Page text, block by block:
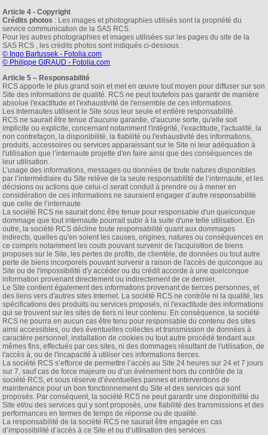
Article 4 - Copyright
Crédits photos : Les images et photographies utilisés sont la propriété du
service communication de la SAS RCS.
Pour les autres photographies et images utilisées sur les pages du site de la
SAS RCS , les crédits photos sont indiqués ci-dessous :
© Ingo Bartussek - Fotolia.com
© Philippe GIRAUD - Fotolia.com
Article 5 – Responsabilité
RCS apporte le plus grand soin et met en œuvre tout moyen pour diffuser sur son
Site des informations de qualité. RCS ne peut toutefois pas garantir de manière
absolue l'exactitude et l'exhaustivité de l'ensemble de ces informations.
Les Internautes utilisent le Site sous leur seule et entière responsabilité.
RCS ne saurait être tenue d'aucune garantie, d'aucune sorte, qu'elle soit
implicite ou explicite, concernant notamment l'intégrité, l'exactitude, l'actualité, la
non contrefaçon, la disponibilité, la fiabilité ou l'exhaustivité des informations,
produits, accessoires ou services apparaissant sur le Site ni leur adéquation à
l'utilisation que l’internaute projette d'en faire ainsi que des conséquences de
leur utilisation.
L’usage des informations, messages ou données de toute natures disponibles
par l’intermédiaire du Site relève de la seule responsabilité de l’internaute, et les
décisions ou actions que celui-ci serait conduit à prendre ou à mener en
considération de ces informations ne sauraient engager d’autre responsabilité
que celle de l’internaute.
La société RCS ne saurait donc être tenue pour responsable d'un quelconque
dommage que tout internaute pourrait subir à la suite d'une telle utilisation. En
outre, la société RCS décline toute responsabilité quant aux dommages
indirects, quelles qu'en soient les causes, origines, natures ou conséquences en
ce compris notamment les couts pouvant survenir de l'acquisition de biens
proposes sur le Site, les pertes de profits, de clientèle, de données ou tout autre
perte de biens incorporels pouvant survenir a raison de l'accès de quiconque au
Site ou de l'impossibilité d'y accéder ou du crédit accorde à une quelconque
information provenant directement ou indirectement de ce dernier.
Le Site contient également des informations provenant de tierces personnes, et
des liens vers d'autres sites Internet. La société RCS ne contrôle ni la qualité, les
spécifications des produits ou services proposés, ni l'exactitude des informations
qui se trouvent sur les sites de tiers ni leur contenu. En conséquence, la société
RCS ne pourra en aucun cas être tenu pour responsable du contenu des sites
ainsi accessibles, ou des éventuelles collectes et transmission de données à
caractère personnel, installation de cookies ou tout autre procédé tendant aux
mêmes fins, effectués par ces sites, ni des dommages résultant de l'utilisation, de
l'accès à, ou de l'incapacité à utiliser ces informations tierces.
La société RCS s’efforce de permettre l’accès au Site 24 heures sur 24 et 7 jours
sur 7, sauf cas de force majeure ou d’un événement hors du contrôle de la
société RCS, et sous réserve d’éventuelles pannes et interventions de
maintenance pour un bon fonctionnement du Site et des services qui sont
proposés. Par conséquent, la société RCS ne peut garantir une disponibilité du
Site et/ou des services qui y sont proposés, une fiabilité des transmissions et des
performances en termes de temps de réponse ou de qualité.
La responsabilité de la société RCS ne saurait être engagée en cas
d’impossibilité d’accès à ce Site et ou d’utilisation des services.